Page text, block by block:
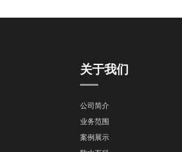
关于我们
公司简介
业务范围
案例展示